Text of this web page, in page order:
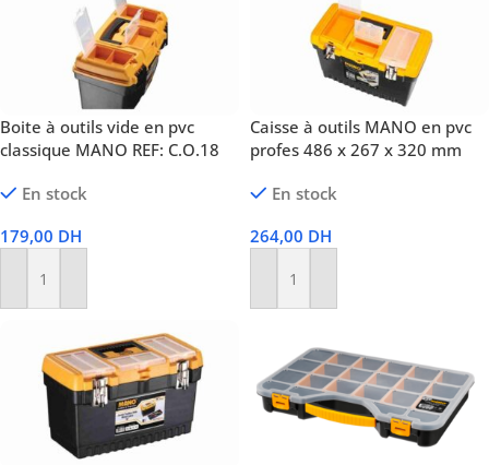
Boite à outils vide en pvc
classique MANO REF: C.O.18
En stock
179,00 DH
Ajouter Au Panier
Caisse à outils MANO en pvc
profes 486 x 267 x 320 mm
En stock
264,00 DH
Ajouter Au Panier